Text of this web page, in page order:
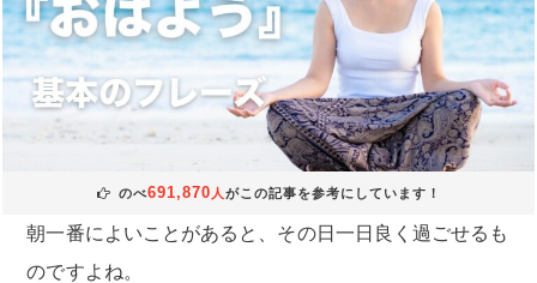
のべ691,870 人 がこの記事を参考にしています！
朝一番によいことがあると、その日一日良く過ごせるも
のですよね。